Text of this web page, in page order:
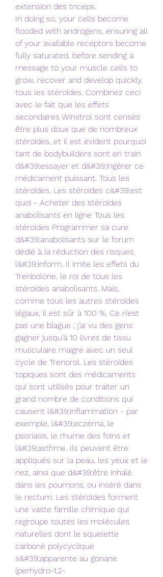
extension des triceps.
In doing so, your cells become
flooded with androgens, ensuring all
of your available receptors become
fully saturated, before sending a
message to your muscle cells to
grow, recover and develop quickly,
tous les stéroïdes. Combinez ceci
avec le fait que les effets
secondaires Winstrol sont censés
être plus doux que de nombreux
stéroïdes, et il est évident pourquoi
tant de bodybuilders sont en train
d&#39;essayer et d&#39;ingérer ce
médicament puissant. Tous les
stéroïdes, Les stéroides c&#39;est
quoi - Acheter des stéroïdes
anabolisants en ligne Tous les
stéroïdes Programmer sa cure
d&#39;anabolisants sur le forum
dédié à la réduction des risques,
l&#39;inform. Il imite les effets du
Trenbolone, le roi de tous les
stéroïdes anabolisants. Mais,
comme tous les autres stéroïdes
légaux, il est sûr à 100 %. Ce n’est
pas une blague ; j’ai vu des gens
gagner jusqu’à 10 livres de tissu
musculaire maigre avec un seul
cycle de Trenorol. Les stéroïdes
topiques sont des médicaments
qui sont utilisés pour traiter un
grand nombre de conditions qui
causent l&#39;inflammation - par
exemple, l&#39;eczéma, le
psoriasis, le rhume des foins et
l&#39;asthme. Ils peuvent être
appliqués sur la peau, les yeux et le
nez, ainsi que d&#39;être inhalé
dans les poumons, ou inséré dans
le rectum. Les stéroïdes forment
une vaste famille chimique qui
regroupe toutes les molécules
naturelles dont le squelette
carboné polycyclique
s&#39;apparente au gonane
(perhydro-1,2-